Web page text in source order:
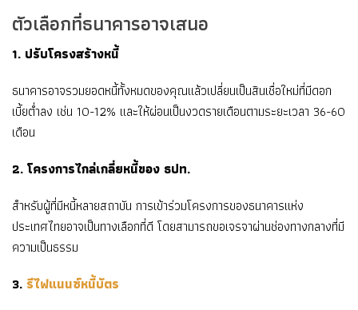
ตัวเลือกที่ธนาคารอาจเสนอ
1. ปรับโครงสร้างหนี้
ธนาคารอาจรวมยอดหนี้ทั้งหมดของคุณแล้วเปลี่ยนเป็นสินเชื่อใหม่ที่มีดอก
เบี้ยต่ำลง เช่น 10-12% และให้ผ่อนเป็นงวดรายเดือนตามระยะเวลา 36-60
เดือน
2. โครงการไกล่เกลี่ยหนี้ของ ธปท.
สำหรับผู้ที่มีหนี้หลายสถาบัน การเข้าร่วมโครงการของธนาคารแห่ง
ประเทศไทยอาจเป็นทางเลือกที่ดี โดยสามารถขอเจรจาผ่านช่องทางกลางที่มี
ความเป็นธรรม
3. รีไฟแนนซ์หนี้บัตร